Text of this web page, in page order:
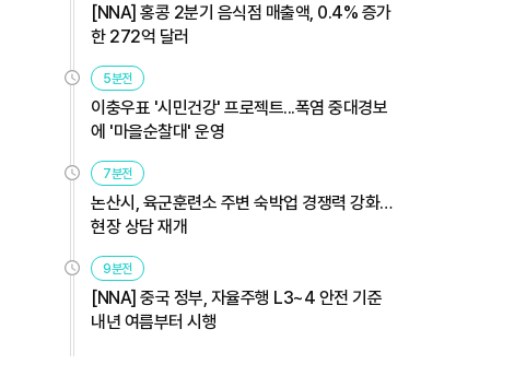
[NNA] 홍콩 2분기 음식점 매출액, 0.4% 증가
한 272억 달러
5분전
이충우표 '시민건강' 프로젝트...폭염 중대경보
에 '마을순찰대' 운영
7분전
논산시, 육군훈련소 주변 숙박업 경쟁력 강화…
현장 상담 재개
9분전
[NNA] 중국 정부, 자율주행 L3~4 안전 기준
내년 여름부터 시행